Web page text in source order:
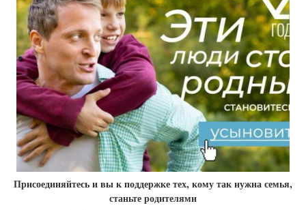
Присоединяйтесь и вы к поддержке тех, кому так нужна семья,
станьте родителями